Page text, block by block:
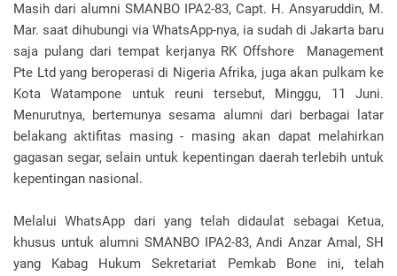
Masih dari alumni SMANBO IPA2-83, Capt. H. Ansyaruddin, M.
Mar. saat dihubungi via WhatsApp-nya, ia sudah di Jakarta baru
saja pulang dari tempat kerjanya RK Offshore Management
Pte Ltd yang beroperasi di Nigeria Afrika, juga akan pulkam ke
Kota Watampone untuk reuni tersebut, Minggu, 11 Juni.
Menurutnya, bertemunya sesama alumni dari berbagai latar
belakang aktifitas masing - masing akan dapat melahirkan
gagasan segar, selain untuk kepentingan daerah terlebih untuk
kepentingan nasional.
Melalui WhatsApp dari yang telah didaulat sebagai Ketua,
khusus untuk alumni SMANBO IPA2-83, Andi Anzar Amal, SH
yang Kabag Hukum Sekretariat Pemkab Bone ini, telah